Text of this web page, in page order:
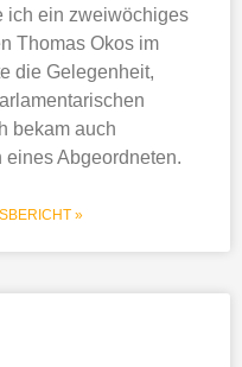
ich ein zweiwöchiges
Thomas Okos im
die Gelegenheit,
bekam auch
Abgeordneten.
»